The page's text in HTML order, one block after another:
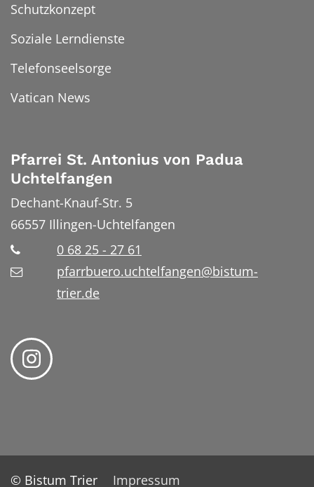
Schutzkonzept
Soziale Lerndienste
Telefonseelsorge
Vatican News
Pfarrei St. Antonius von Padua
Uchtelfangen
Dechant-Knauf-Str. 5
66557 Illingen-Uchtelfangen
0 68 25 - 27 61
pfarrbuero.uchtelfangen@bistum-
trier.de
© Bistum Trier Impressum